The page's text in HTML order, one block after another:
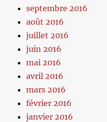
septembre 2016
août 2016
juillet 2016
juin 2016
mai 2016
avril 2016
mars 2016
février 2016
janvier 2016